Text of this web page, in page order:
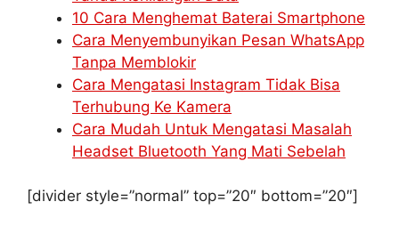
10 Cara Menghemat Baterai Smartphone
Cara Menyembunyikan Pesan WhatsApp
Tanpa Memblokir
Cara Mengatasi Instagram Tidak Bisa
Terhubung Ke Kamera
Cara Mudah Untuk Mengatasi Masalah
Headset Bluetooth Yang Mati Sebelah
[divider style=”normal” top=”20″ bottom=”20″]